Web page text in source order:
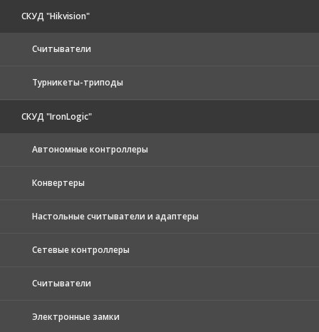
СКУД "Hikvision"
Считыватели
Турникеты-триподы
СКУД "IronLogic"
Автономные контроллеры
Конвертеры
Настольные считыватели и адаптеры
Сетевые контроллеры
Считыватели
Электронные замки